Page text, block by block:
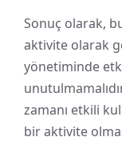
Sonuç olarak,
aktivite olarak
yönetiminde
zamanı etkili
bir aktivite